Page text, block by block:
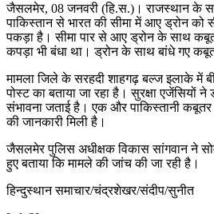
जैसलमेर, 08 जनवरी (हि.स.)। राजस्थान के
पाकिस्तान से भारत की सीमा में आए ड्रोन को
पकड़ा है। सीमा पार से आए ड्रोन के साथ
कपड़ा भी बंधा था। ड्रोन के साथ बांधे गए
मामला जिले के सरहदी शाहगढ़ बल्ज इलाके में
पोस्ट का बताया जा रहा है। सुरक्षा एजेंसियों ने
संभावना जताई है। एक और पाकिस्तानी
की जानकारी मिली है।
जैसलमेर पुलिस अधीक्षक विकास सांगवान ने
हुए बताया कि मामले की जांच की जा रही है।
हिन्दुस्थान समाचार/चंद्रशेखर/संदीप/सुनीत